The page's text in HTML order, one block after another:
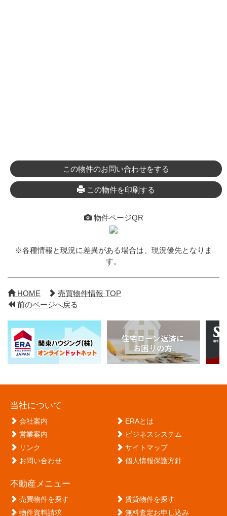
この物件のお問い合わせをする
この物件を印刷する
物件ページQR
※各種情報と現況に差異がある場合は、現況優先となりま
す。
HOME
売買物件情報 TOP
前のページへ戻る
当社について
会社案内
ERAとは
営業案内
ビジネスシステム
リンク
サイトマップ
お問い合わせ
個人情報保護方針
不動産メニュー
売買物件を探す
賃貸物件を探す
物件資料請求
無料査定お申し込み